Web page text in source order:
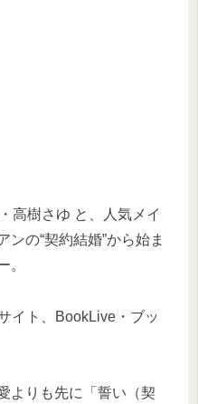
高樹さゆ と、人気メイ
の“契約結婚”から始ま
。
イト、BookLive・ブッ
よりも先に「誓い（契